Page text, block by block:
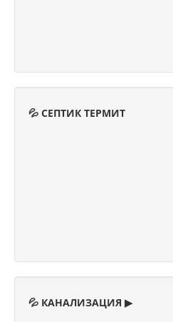
💦 СЕПТИК ТЕРМИТ
💦 КАНАЛИЗАЦИЯ ▶